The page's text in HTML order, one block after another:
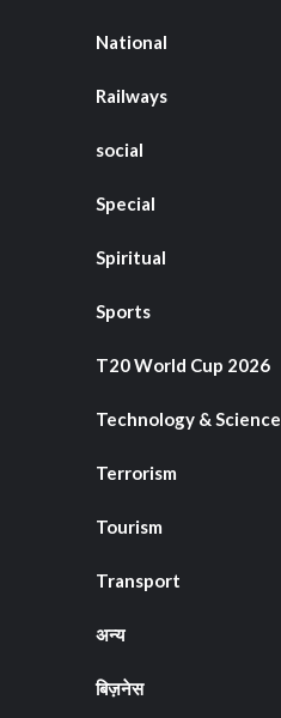
National
Railways
social
Special
Spiritual
Sports
T20 World Cup 2026
Technology & Science
Terrorism
Tourism
Transport
अन्य
बिज़नेस